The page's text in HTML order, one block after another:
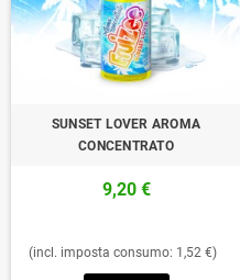
SUNSET LOVER AROMA
CONCENTRATO
9,20 €
(incl. imposta consumo: 1,52 €)